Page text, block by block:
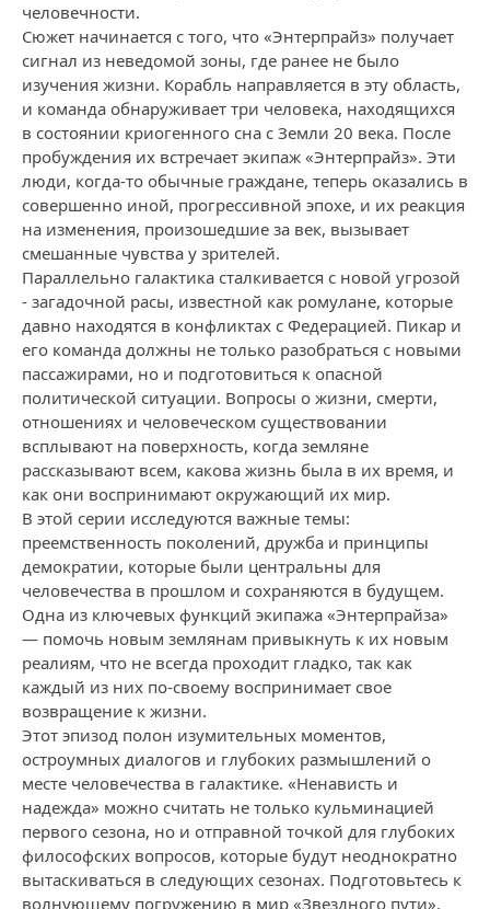
человечности.
Сюжет начинается с того, что «Энтерпрайз» получает
сигнал из неведомой зоны, где ранее не было
изучения жизни. Корабль направляется в эту область,
и команда обнаруживает три человека, находящихся
в состоянии криогенного сна с Земли 20 века. После
пробуждения их встречает экипаж «Энтерпрайз». Эти
люди, когда-то обычные граждане, теперь оказались в
совершенно иной, прогрессивной эпохе, и их реакция
на изменения, произошедшие за век, вызывает
смешанные чувства у зрителей.
Параллельно галактика сталкивается с новой угрозой
- загадочной расы, известной как ромулане, которые
давно находятся в конфликтах с Федерацией. Пикар и
его команда должны не только разобраться с новыми
пассажирами, но и подготовиться к опасной
политической ситуации. Вопросы о жизни, смерти,
отношениях и человеческом существовании
всплывают на поверхность, когда земляне
рассказывают всем, какова жизнь была в их время, и
как они воспринимают окружающий их мир.
В этой серии исследуются важные темы:
преемственность поколений, дружба и принципы
демократии, которые были центральны для
человечества в прошлом и сохраняются в будущем.
Одна из ключевых функций экипажа «Энтерпрайза»
— помочь новым землянам привыкнуть к их новым
реалиям, что не всегда проходит гладко, так как
каждый из них по-своему воспринимает свое
возвращение к жизни.
Этот эпизод полон изумительных моментов,
остроумных диалогов и глубоких размышлений о
месте человечества в галактике. «Ненависть и
надежда» можно считать не только кульминацией
первого сезона, но и отправной точкой для глубоких
философских вопросов, которые будут неоднократно
вытаскиваться в следующих сезонах. Подготовьтесь к
волнующему погружению в мир «Звездного пути»,